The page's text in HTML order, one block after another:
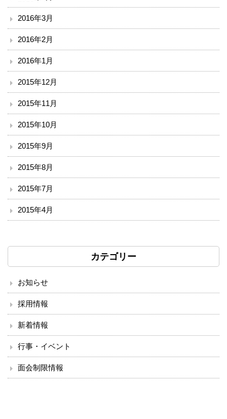
2016年3月
2016年2月
2016年1月
2015年12月
2015年11月
2015年10月
2015年9月
2015年8月
2015年7月
2015年4月
カテゴリー
お知らせ
採用情報
新着情報
行事・イベント
面会制限情報